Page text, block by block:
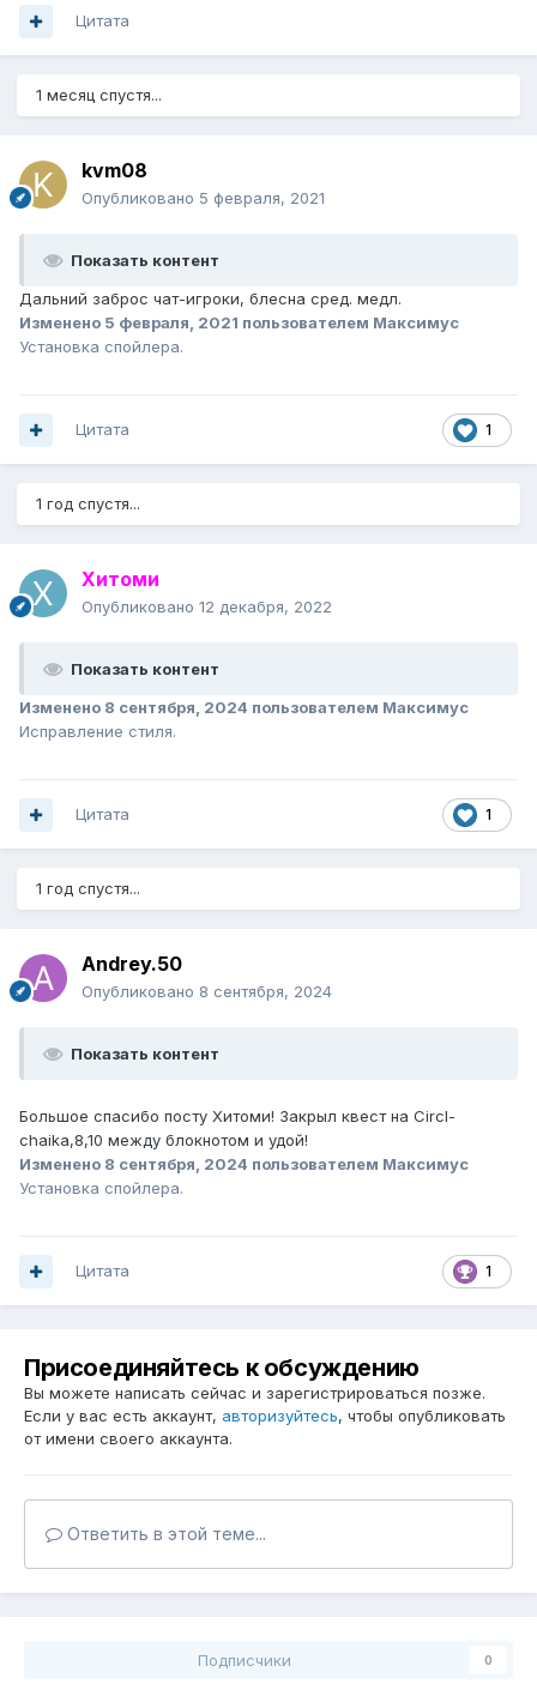
Цитата
1 месяц спустя...
kvm08
Опубликовано 5 февраля, 2021
Показать контент
Дальний заброс чат-игроки, блесна сред. медл.
Изменено 5 февраля, 2021 пользователем Максимус
Установка спойлера.
1
Цитата
1 год спустя...
Хитоми
Опубликовано 12 декабря, 2022
Показать контент
Изменено 8 сентября, 2024 пользователем Максимус
Исправление стиля.
1
Цитата
1 год спустя...
Andrey.50
Опубликовано 8 сентября, 2024
Показать контент
Большое спасибо посту Хитоми! Закрыл квест на Circl-
chaika,8,10 между блокнотом и удой!
Изменено 8 сентября, 2024 пользователем Максимус
Установка спойлера.
1
Цитата
Присоединяйтесь к обсуждению
Вы можете написать сейчас и зарегистрироваться позже.
Если у вас есть аккаунт, авторизуйтесь, чтобы опубликовать
от имени своего аккаунта.
Ответить в этой теме...
Подписчики 0